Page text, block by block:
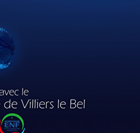
Menu
>
Actualités
Présentation